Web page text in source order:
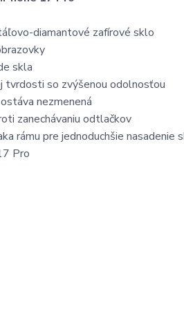
diamantové zafírové sklo
skla
tvrdosti so zvýšenou odolnosťou
nezmenená
zanechávaniu odtlačkov
rámu pre jednoduchšie nasadenie
Pro